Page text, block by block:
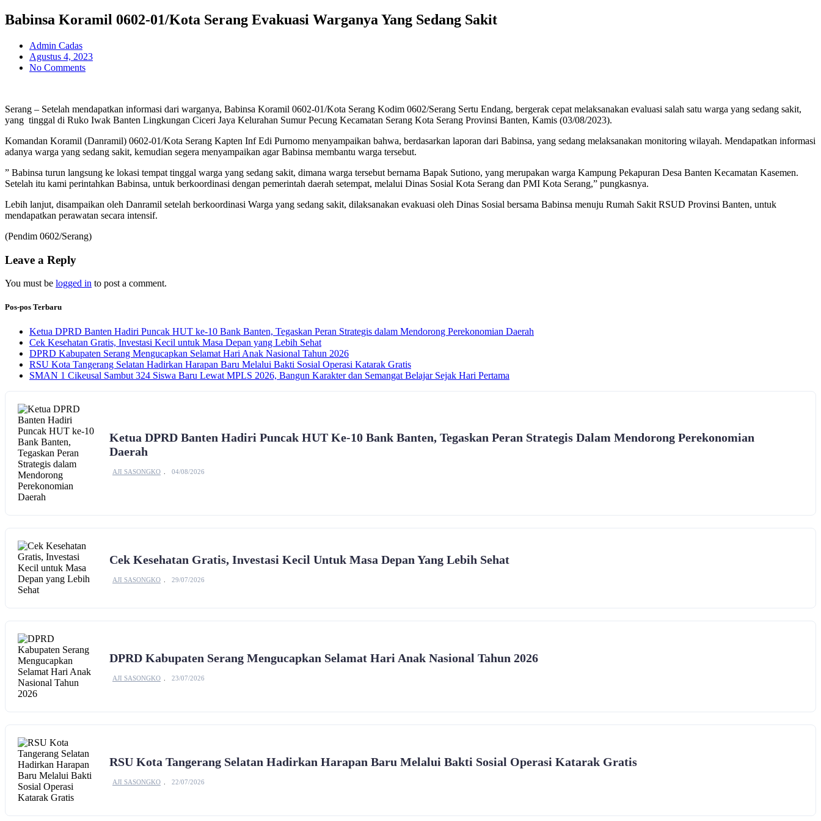
Babinsa Koramil 0602-01/Kota Serang Evakuasi Warganya Yang Sedang Sakit
Admin Cadas
Agustus 4, 2023
No Comments
Serang – Setelah mendapatkan informasi dari warganya, Babinsa Koramil 0602-01/Kota Serang Kodim 0602/Serang Sertu Endang, bergerak cepat melaksanakan evaluasi salah satu warga yang sedang sakit,
yang tinggal di Ruko Iwak Banten Lingkungan Ciceri Jaya Kelurahan Sumur Pecung Kecamatan Serang Kota Serang Provinsi Banten, Kamis (03/08/2023).
Komandan Koramil (Danramil) 0602-01/Kota Serang Kapten Inf Edi Purnomo menyampaikan bahwa, berdasarkan laporan dari Babinsa, yang sedang melaksanakan monitoring wilayah. Mendapatkan informasi
adanya warga yang sedang sakit, kemudian segera menyampaikan agar Babinsa membantu warga tersebut.
” Babinsa turun langsung ke lokasi tempat tinggal warga yang sedang sakit, dimana warga tersebut bernama Bapak Sutiono, yang merupakan warga Kampung Pekapuran Desa Banten Kecamatan Kasemen.
Setelah itu kami perintahkan Babinsa, untuk berkoordinasi dengan pemerintah daerah setempat, melalui Dinas Sosial Kota Serang dan PMI Kota Serang,” pungkasnya.
Lebih lanjut, disampaikan oleh Danramil setelah berkoordinasi Warga yang sedang sakit, dilaksanakan evakuasi oleh Dinas Sosial bersama Babinsa menuju Rumah Sakit RSUD Provinsi Banten, untuk
mendapatkan perawatan secara intensif.
(Pendim 0602/Serang)
Leave a Reply
You must be logged in to post a comment.
Pos-pos Terbaru
Ketua DPRD Banten Hadiri Puncak HUT ke-10 Bank Banten, Tegaskan Peran Strategis dalam Mendorong Perekonomian Daerah
Cek Kesehatan Gratis, Investasi Kecil untuk Masa Depan yang Lebih Sehat
DPRD Kabupaten Serang Mengucapkan Selamat Hari Anak Nasional Tahun 2026
RSU Kota Tangerang Selatan Hadirkan Harapan Baru Melalui Bakti Sosial Operasi Katarak Gratis
SMAN 1 Cikeusal Sambut 324 Siswa Baru Lewat MPLS 2026, Bangun Karakter dan Semangat Belajar Sejak Hari Pertama
Ketua DPRD Banten Hadiri Puncak HUT Ke-10 Bank Banten, Tegaskan Peran Strategis Dalam Mendorong Perekonomian
Daerah
AJI SASONGKO 04/08/2026
Cek Kesehatan Gratis, Investasi Kecil Untuk Masa Depan Yang Lebih Sehat
AJI SASONGKO 29/07/2026
DPRD Kabupaten Serang Mengucapkan Selamat Hari Anak Nasional Tahun 2026
AJI SASONGKO 23/07/2026
RSU Kota Tangerang Selatan Hadirkan Harapan Baru Melalui Bakti Sosial Operasi Katarak Gratis
AJI SASONGKO 22/07/2026